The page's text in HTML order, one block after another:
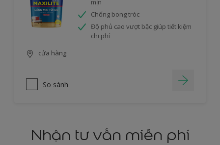
mịn
Chống bong tróc
Độ phủ cao vượt bậc giúp tiết kiệm
chi phí
cửa hàng
So sánh
Nhận tư vấn miễn phí